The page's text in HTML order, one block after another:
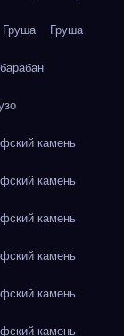
Груша Груша
камень
камень
камень
камень
камень
камень